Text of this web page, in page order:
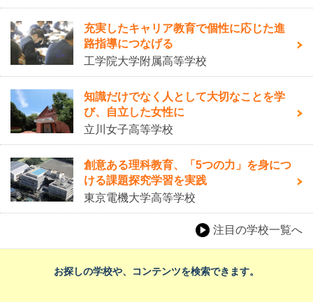
充実したキャリア教育で個性に応じた進
路指導につなげる
工学院大学附属高等学校
知識だけでなく人として大切なことを学
び、自立した女性に
立川女子高等学校
創意ある理科教育、「5つの力」を身につ
ける課題探究学習を実践
東京電機大学高等学校
注目の学校一覧へ
お探しの学校や、コンテンツを検索できます。